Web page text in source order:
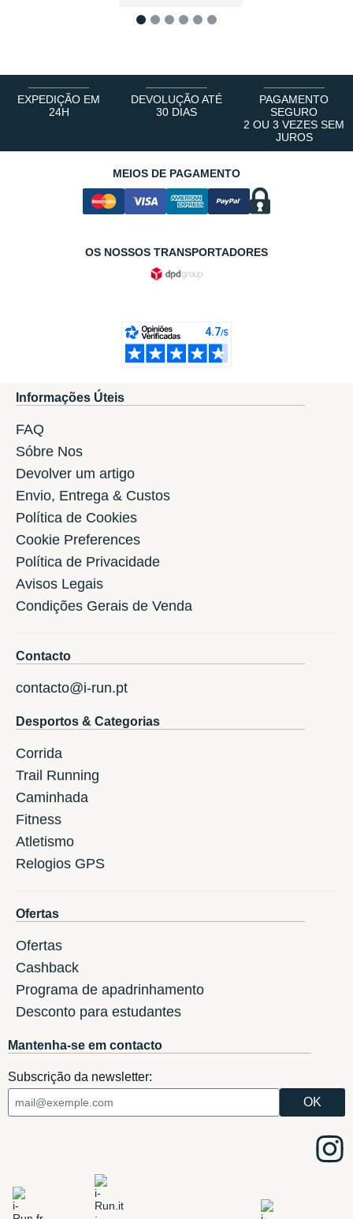
EXPEDIÇÃO EM
24H
DEVOLUÇÃO ATÉ
30 DIAS
PAGAMENTO
SEGURO
2 OU 3 VEZES SEM
JUROS
MEIOS DE PAGAMENTO
OS NOSSOS TRANSPORTADORES
Informações Úteis
FAQ
Sóbre Nos
Devolver um artigo
Envio, Entrega & Custos
Política de Cookies
Cookie Preferences
Política de Privacidade
Avisos Legais
Condições Gerais de Venda
Contacto
contacto@i-run.pt
Desportos & Categorias
Corrida
Trail Running
Caminhada
Fitness
Atletismo
Relogios GPS
Ofertas
Ofertas
Cashback
Programa de apadrinhamento
Desconto para estudantes
Mantenha-se em contacto
Subscrição da newsletter: